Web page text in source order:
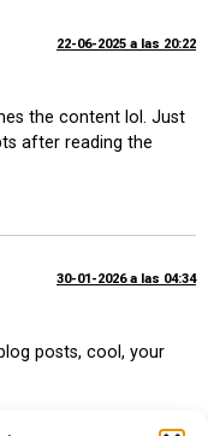
22-06-2025 a las 20:22
the content lol. Just
after reading the
30-01-2026 a las 04:34
posts, cool, your